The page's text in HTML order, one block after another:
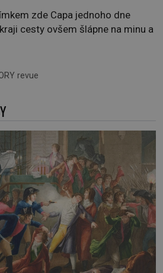
zde Capa jednoho dne
cesty ovšem šlápne na minu a
revue